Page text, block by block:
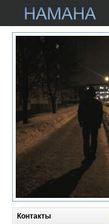
Контакты